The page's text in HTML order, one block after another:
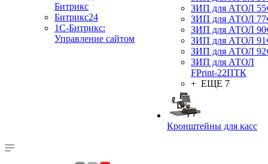
Битрикс
Битрикс24
1С-Битрикс:
Управление сайтом
ЗИП для АТОЛ
ЗИП для АТОЛ
ЗИП для АТОЛ
ЗИП для АТОЛ
ЗИП для АТОЛ
ЗИП для АТОЛ
FPrint-22ПТК
+ ЕЩЕ 7
Кронштейны для касс